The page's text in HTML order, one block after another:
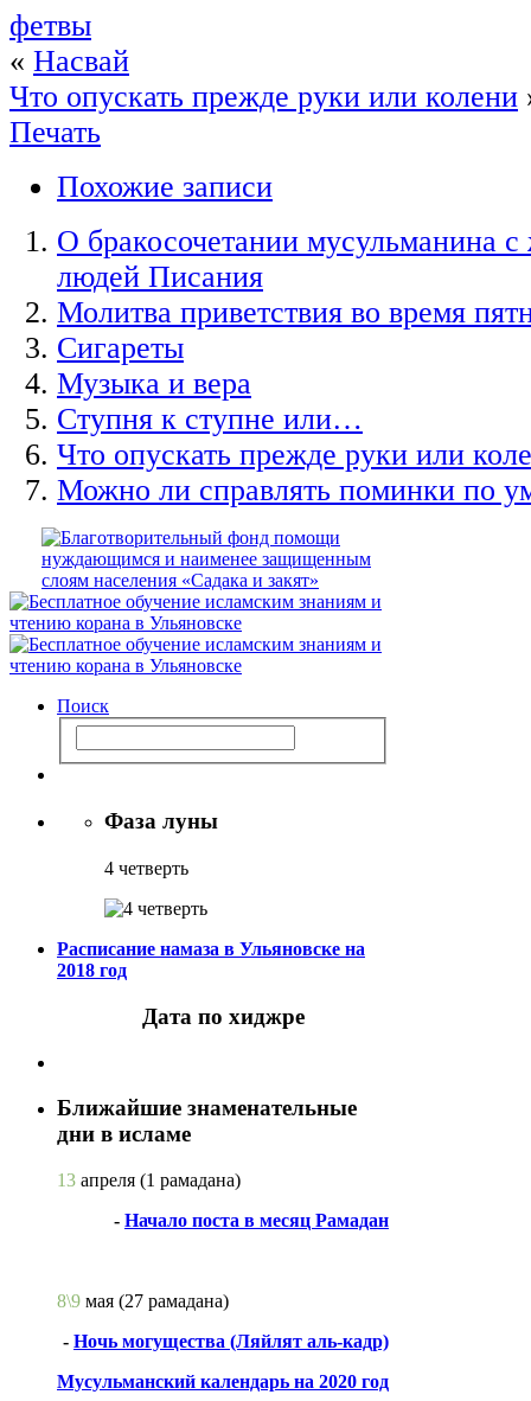
фетвы
« Насвай
Что опускать прежде руки или колени
Печать
Похожие записи
О бракосочетании мусульманина
людей Писания
Молитва приветствия во время
Сигареты
Музыка и вера
Ступня к ступне или…
Что опускать прежде руки или
Можно ли справлять поминки по
Поиск
Фаза луны
4 четверть
Расписание намаза в Ульяновске на
2018 год
Дата по хиджре
Ближайшие знаменательные
дни в исламе
13 апреля (1 рамадана)
- Начало поста в месяц Рамадан
8\9 мая (27 рамадана)
- Ночь могущества (Ляйлят аль-кадр)
Мусульманский календарь на 2020 год